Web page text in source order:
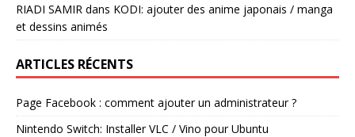
RIADI SAMIR dans KODI: ajouter des anime japonais / manga
et dessins animés
ARTICLES RÉCENTS
Page Facebook : comment ajouter un administrateur ?
Nintendo Switch: Installer VLC / Vino pour Ubuntu